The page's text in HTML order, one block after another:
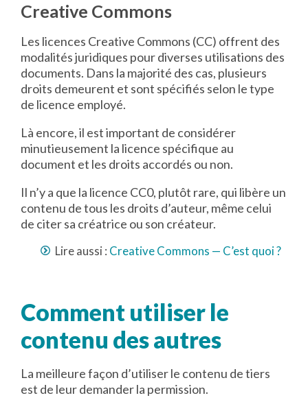
Creative Commons
Les licences Creative Commons (CC) offrent des
modalités juridiques pour diverses utilisations des
documents. Dans la majorité des cas, plusieurs
droits demeurent et sont spécifiés selon le type
de licence employé.
Là encore, il est important de considérer
minutieusement la licence spécifique au
document et les droits accordés ou non.
Il n’y a que la licence CC0, plutôt rare, qui libère un
contenu de tous les droits d’auteur, même celui
de citer sa créatrice ou son créateur.
Lire aussi : Creative Commons — C’est quoi ?
Comment utiliser le
contenu des autres
La meilleure façon d’utiliser le contenu de tiers
est de leur demander la permission.